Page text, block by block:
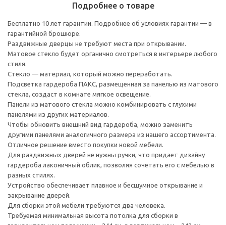
Подробнее о товаре
Бесплатно 10 лет гарантии. Подробнее об условиях гарантии — в
гарантийной брошюре.
Раздвижные дверцы не требуют места при открывании.
Матовое стекло будет органично смотреться в интерьере любого
стиля.
Стекло — материал, который можно переработать.
Подсветка гардероба ПАКС, размещенная за панелью из матового
стекла, создаст в комнате мягкое освещение.
Панели из матового стекла можно комбинировать с глухими
панелями из других материалов.
Чтобы обновить внешний вид гардероба, можно заменить
другими панелями аналогичного размера из нашего ассортимента.
Отличное решение вместо покупки новой мебели.
Для раздвижных дверей не нужны ручки, что придает дизайну
гардероба лаконичный облик, позволяя сочетать его с мебелью в
разных стилях.
Устройство обеспечивает плавное и бесшумное открывание и
закрывание дверей.
Для сборки этой мебели требуются два человека.
Требуемая минимальная высота потолка для сборки в